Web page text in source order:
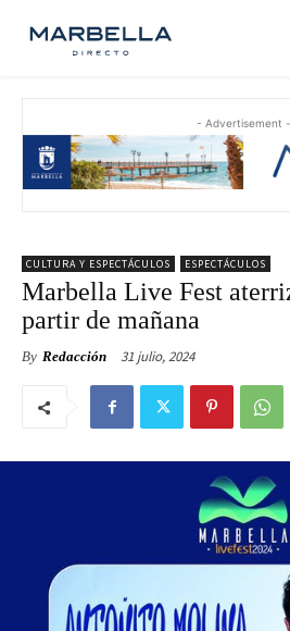
- Advertisement -
CULTURA Y ESPECTÁCULOS ESPECTÁCULOS
Marbella Live Fest
partir de mañana
By Redacción 31 julio, 2024